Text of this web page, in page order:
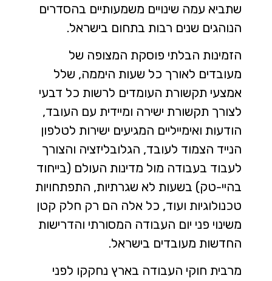
שתביא עמה שינויים משמעותיים בהסדרים
הנוהגים שנים רבות בתחום בישראל.
הזמינות הבלתי פוסקת המצופה של
מעובדים לאורך כל שעות היממה, שלל
אמצעי תקשורת העומדים לרשות כל דבעי
לצורך תקשורת ישירה ומיידית עם העובד,
הודעות ואימייליים המגיעים ישירות לטלפון
הנייד הצמוד לעובד, הגלובליזציה והצורך
לעבוד בעבודה מול מדינות העולם (בייחוד
בהיי-טק) בשעות לא שגרתיות, התפתחויות
טכנולוגיות ועוד, כל אלה הם רק חלק קטן
משינוי פני יום העבודה המסורתי והדרישות
החדשות מעובדים בישראל.
מרבית חוקי העבודה בארץ נחקקו לפני